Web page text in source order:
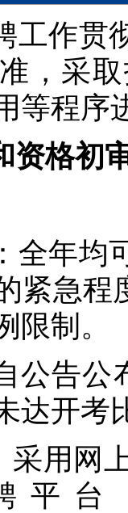
工作贯
，采
等程序
资格初
全年均
紧急程
限制。
公告公
达开考
采用网
平台